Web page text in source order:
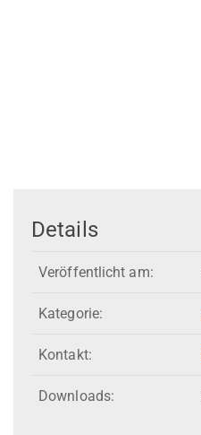
Details
Veröffentlicht am:
Kategorie:
Kontakt:
Downloads: